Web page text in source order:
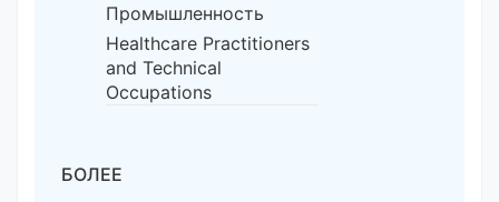
Промышленность
Healthcare Practitioners
and Technical
Occupations
БОЛЕЕ